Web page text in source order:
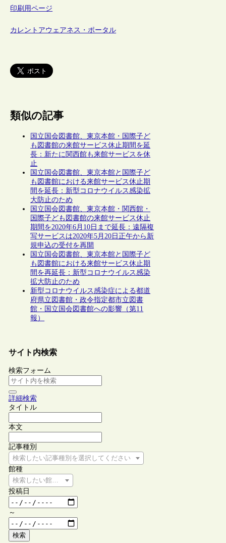
印刷用ページ
カレントアウェアネス・ポータル
類似の記事
国立国会図書館、東京本館・国際子ど
も図書館の来館サービス休止期間を延
長：新たに関西館も来館サービスを休
止
国立国会図書館、東京本館と国際子ど
も図書館における来館サービス休止期
間を延長：新型コロナウイルス感染拡
大防止のため
国立国会図書館、東京本館・関西館・
国際子ども図書館の来館サービス休止
期間を2020年6月10日まで延長：遠隔複
写サービスは2020年5月20日正午から新
規申込の受付を再開
国立国会図書館、東京本館と国際子ど
も図書館における来館サービス休止期
間を再延長：新型コロナウイルス感染
拡大防止のため
新型コロナウイルス感染症による都道
府県立図書館・政令指定都市立図書
館・国立国会図書館への影響（第11
報）
サイト内検索
検索フォーム
詳細検索
タイトル
本文
記事種別
検索したい記事種別を選択してください
館種
検索したい館種を選択してください
投稿日
～
検索